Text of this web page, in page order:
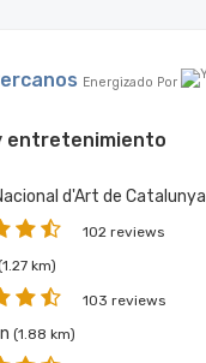
Energizado Por
entretenimiento
d'Art de Catalunya
102 reviews
km)
103 reviews
(1.88 km)